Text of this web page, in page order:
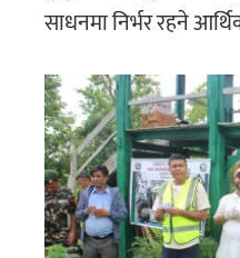
साधनमा निर्भर रहने